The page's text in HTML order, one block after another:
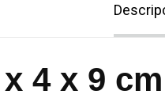
4 x 9